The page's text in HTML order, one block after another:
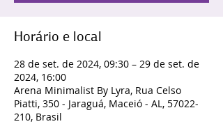
Horário e local
28 de set. de 2024, 09:30 – 29 de set. de
2024, 16:00
Arena Minimalist By Lyra, Rua Celso
Piatti, 350 - Jaraguá, Maceió - AL, 57022-
210, Brasil